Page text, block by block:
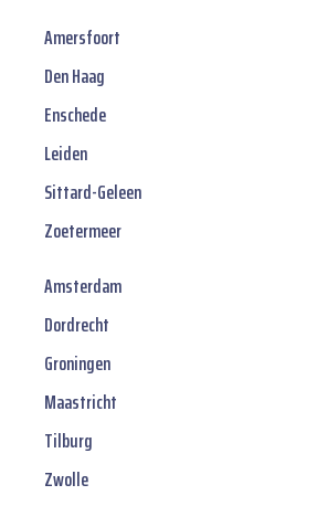
Amersfoort
Den Haag
Enschede
Leiden
Sittard-Geleen
Zoetermeer
Amsterdam
Dordrecht
Groningen
Maastricht
Tilburg
Zwolle